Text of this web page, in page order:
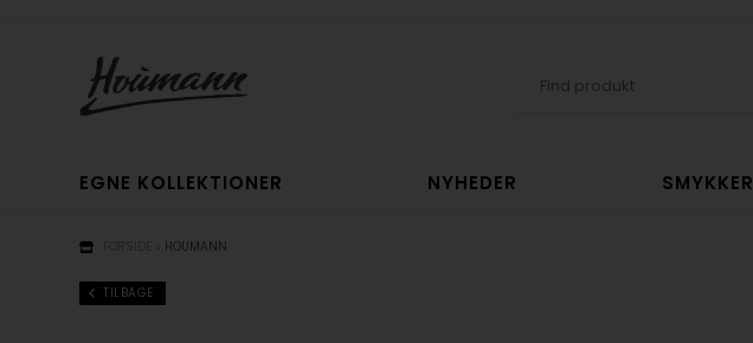
EGNE KOLLEKTIONER NYHEDER SMYKKER
HOUMANN
TILBAGE